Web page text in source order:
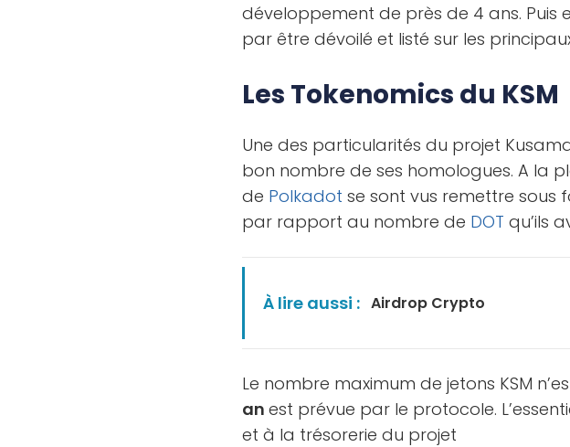
développement de près de 4 ans. Puis
par être dévoilé et listé sur les
Les Tokenomics du KSM
Une des particularités du projet Kusama
bon nombre de ses homologues. A la
de Polkadot se sont vus remettre sous
par rapport au nombre de DOT qu’ils
À lire aussi : Airdrop Crypto
Le nombre maximum de jetons KSM
anest prévue par le protocole.
et à la trésorerie du projet